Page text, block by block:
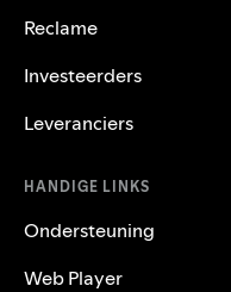
Reclame
Investeerders
Leveranciers
HANDIGE LINKS
Ondersteuning
Web Player